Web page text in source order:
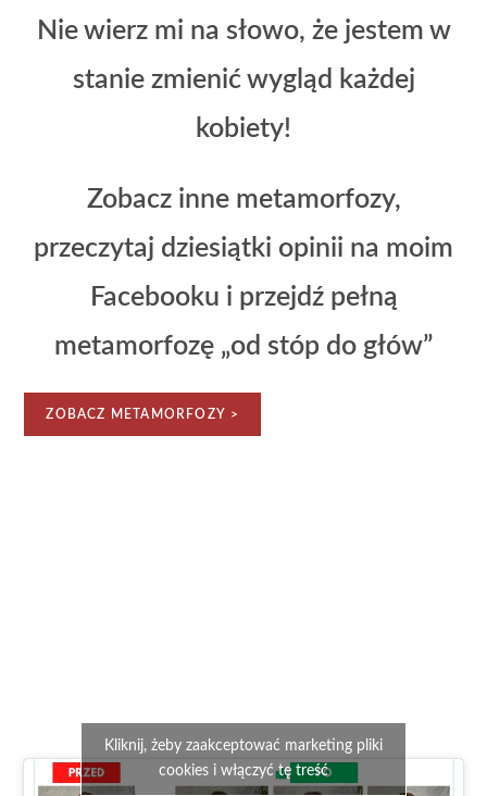
Nie wierz mi na słowo, że jestem w
stanie zmienić wygląd każdej
kobiety!
Zobacz inne metamorfozy,
przeczytaj dziesiątki opinii na moim
Facebooku i przejdź pełną
metamorfozę „od stóp do głów”
ZOBACZ METAMORFOZY >
Kliknij, żeby zaakceptować marketing pliki
cookies i włączyć tę treść